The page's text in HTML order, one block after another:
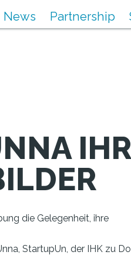
News Partnership
die Gelegenheit, ihre
StartupUn, der IHK zu